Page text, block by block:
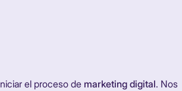
el proceso de marketing digital. Nos